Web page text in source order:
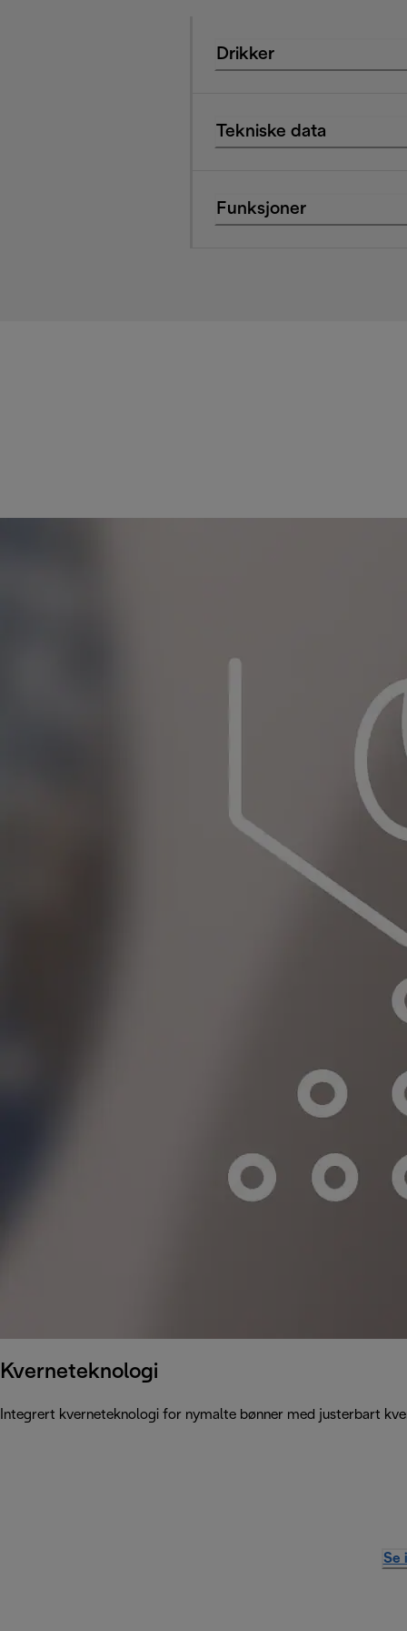
Drikker
Tekniske data
Funksjoner
Kverneteknologi
Integrert kverneteknologi for nymalte bønner med justerbart
Se